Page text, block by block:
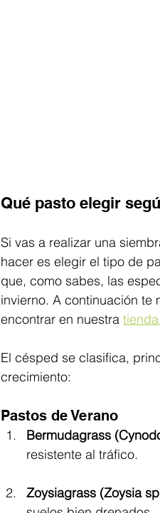
Qué pasto elegir
Si vas a realizar una
hacer es elegir el tipo de
que, como sabes, las
invierno. A continuación te
encontrar en nuestra
El césped se clasifica,
crecimiento:
Pastos de Verano
Bermudagrass
resistente al tráfico.
Zoysiagrass (Zoysia